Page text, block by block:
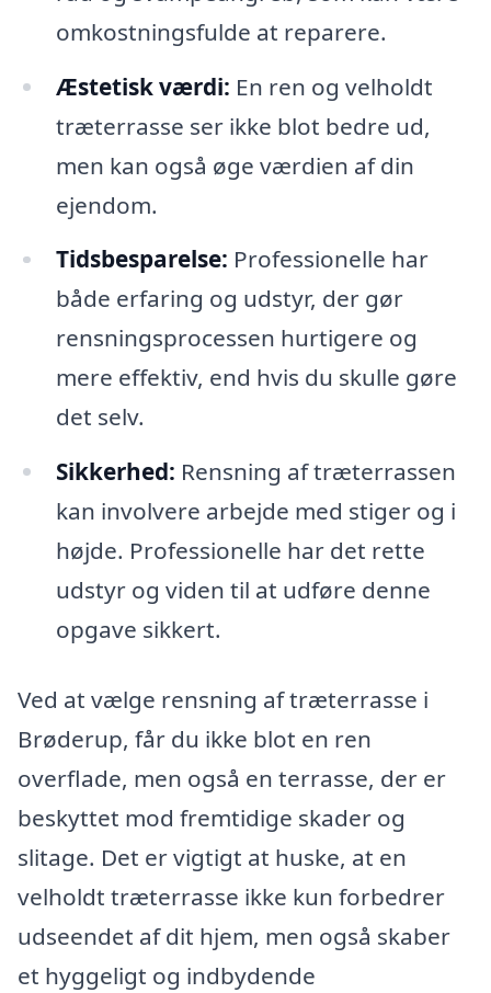
omkostningsfulde at reparere.
Æstetisk værdi: En ren og velholdt
træterrasse ser ikke blot bedre ud,
men kan også øge værdien af din
ejendom.
Tidsbesparelse: Professionelle har
både erfaring og udstyr, der gør
rensningsprocessen hurtigere og
mere effektiv, end hvis du skulle gøre
det selv.
Sikkerhed: Rensning af træterrassen
kan involvere arbejde med stiger og i
højde. Professionelle har det rette
udstyr og viden til at udføre denne
opgave sikkert.
Ved at vælge rensning af træterrasse i
Brøderup, får du ikke blot en ren
overflade, men også en terrasse, der er
beskyttet mod fremtidige skader og
slitage. Det er vigtigt at huske, at en
velholdt træterrasse ikke kun forbedrer
udseendet af dit hjem, men også skaber
et hyggeligt og indbydende